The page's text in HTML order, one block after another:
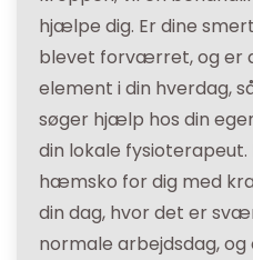
hjælpe dig. Er dine
blevet forværret, og er
element i din hverdag,
søger hjælp hos din
din lokale
hæmsko for dig med
din dag, hvor det er
normale arbejdsdag,